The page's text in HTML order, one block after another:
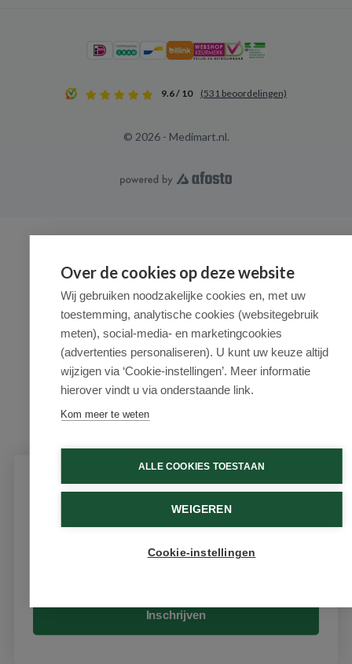
9.6 / 10 (531 beoordelingen)
© 2026 - Medimart.nl.
Over de cookies op deze website
Wij gebruiken noodzakelijke cookies en, met uw
toestemming, analytische cookies (websitegebruik
meten), social-media- en marketingcookies
(advertenties personaliseren). U kunt uw keuze altijd
wijzigen via ‘Cookie-instellingen’. Meer informatie
hierover vindt u via onderstaande link.
Kom meer te weten
ALLE COOKIES TOESTAAN
WEIGEREN
Cookie-instellingen
Schrijf je in voor onze nieuwsbrief
Ontvang als eerste de beste aanbiedingen en persoonlijk
advies
Inschrijven